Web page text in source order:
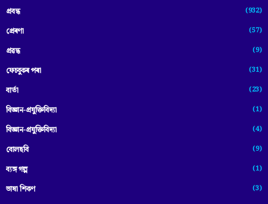
প্ৰবন্ধ (932)
প্ৰেৰণা (57)
প্ৰৱন্ধ (9)
ফেচবুকৰ পৰা (31)
বাৰ্তা (23)
বিজ্ঞান-প্রযুক্তিবিদ্যা (1)
বিজ্ঞান-প্ৰযুক্তিবিদ্যা (4)
বোলছবি (9)
ব্যঙ্গ গল্প (1)
ভাষা শিকণ (3)